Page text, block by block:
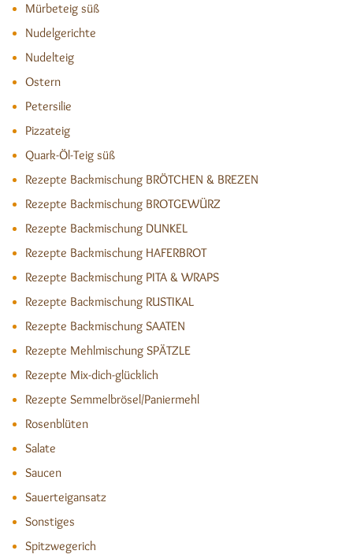
Mürbeteig süß
Nudelgerichte
Nudelteig
Ostern
Petersilie
Pizzateig
Quark-Öl-Teig süß
Rezepte Backmischung BRÖTCHEN & BREZEN
Rezepte Backmischung BROTGEWÜRZ
Rezepte Backmischung DUNKEL
Rezepte Backmischung HAFERBROT
Rezepte Backmischung PITA & WRAPS
Rezepte Backmischung RUSTIKAL
Rezepte Backmischung SAATEN
Rezepte Mehlmischung SPÄTZLE
Rezepte Mix-dich-glücklich
Rezepte Semmelbrösel/Paniermehl
Rosenblüten
Salate
Saucen
Sauerteigansatz
Sonstiges
Spitzwegerich